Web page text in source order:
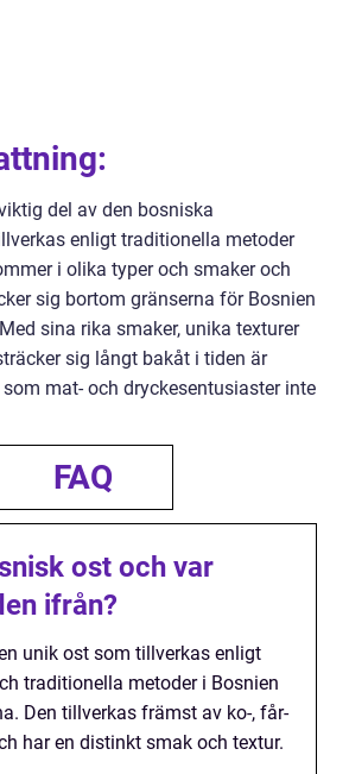
del av den bosniska
enligt traditionella metoder
i olika typer och smaker och
sig bortom gränserna för Bosnien
sina rika smaker, unika texturer
sig långt bakåt i tiden är
mat- och dryckesentusiaster inte
FAQ
ost och var
ifrån?
unik ost som tillverkas enligt
traditionella metoder i Bosnien
Den tillverkas främst av ko-, får-
har en distinkt smak och textur.